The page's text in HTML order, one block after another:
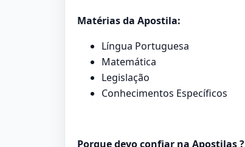
Matérias da Apostila:
Língua Portuguesa
Matemática
Legislação
Conhecimentos Específicos
Porque devo confiar na Apostilas ?